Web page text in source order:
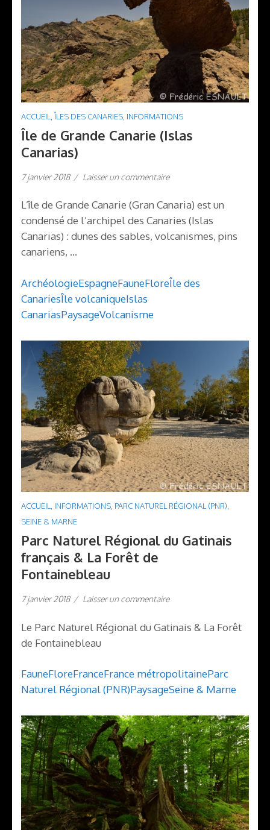
ACCUEIL ÎLES DES CANARIES INFORMATIONS
Île de Grande Canarie (Islas
Canarias)
7 janvier 2018 / Laisser un commentaire
L’île de Grande Canarie (Gran Canaria) est un
condensé de l’archipel des Canaries (Islas
Canarias) : dunes des sables, volcanismes, pins
canariens, …
ArchéologieEspagneFauneFloreÎle des
CanariesÎle volcaniqueIslas
CanariasPaysageVolcanisme
ACCUEIL, INFORMATIONS, PARC NATUREL RÉGIONAL (PNR),
SEINE & MARNE
Parc Naturel Régional du Gatinais
français & La Forêt de
Fontainebleau
7 janvier 2018 / Laisser un commentaire
Le Parc Naturel Régional du Gatinais & La Forêt
de Fontainebleau
FauneFloreFranceFrance métropolitaineParc
Naturel Régional (PNR)PaysageSeine & Marne